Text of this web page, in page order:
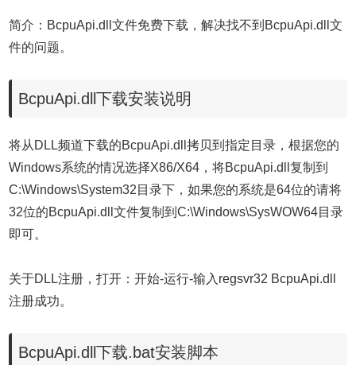
简介：BcpuApi.dll文件免费下载，解决找不到BcpuApi.dll文
件的问题。
BcpuApi.dll下载安装说明
将从DLL频道下载的BcpuApi.dll拷贝到指定目录，根据您的
Windows系统的情况选择X86/X64，将BcpuApi.dll复制到
C:\Windows\System32目录下，如果您的系统是64位的请将
32位的BcpuApi.dll文件复制到C:\Windows\SysWOW64目录
即可。
关于DLL注册，打开：开始-运行-输入regsvr32 BcpuApi.dll
注册成功。
BcpuApi.dll下载.bat安装脚本